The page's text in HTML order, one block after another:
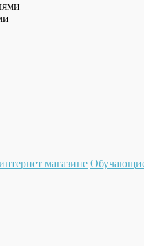
магазине